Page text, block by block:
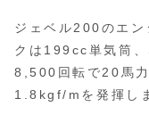
ジェベル200のエ
クは199cc単気筒、
8,500回転で20馬
1.8kgf/mを発揮し